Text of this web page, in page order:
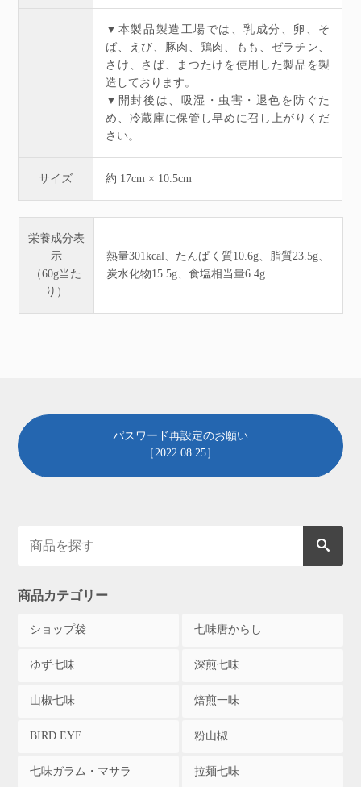
▼本製品製造工場では、乳成分、卵、そ
ば、えび、豚肉、鶏肉、もも、ゼラチン、
さけ、さば、まつたけを使用した製品を製
造しております。
▼開封後は、吸湿・虫害・退色を防ぐた
め、冷蔵庫に保管し早めに召し上がりくだ
さい。
サイズ 約 17cm × 10.5cm
栄養成分表
示
（60g当た
り）
熱量301kcal、たんぱく質10.6g、脂質23.5g、
炭水化物15.5g、食塩相当量6.4g
パスワード再設定のお願い
［2022.08.25］
商品カテゴリー
ショップ袋 七味唐からし
ゆず七味 深煎七味
山椒七味 焙煎一味
BIRD EYE 粉山椒
七味ガラム・マサラ 拉麺七味